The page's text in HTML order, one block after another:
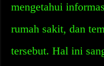
mengetahui
rumah sakit, dan
tersebut. Hal ini